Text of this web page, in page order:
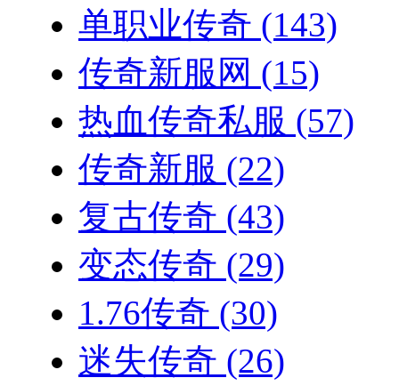
单职业传奇 (143)
传奇新服网 (15)
热血传奇私服 (57)
传奇新服 (22)
复古传奇 (43)
变态传奇 (29)
1.76传奇 (30)
迷失传奇 (26)